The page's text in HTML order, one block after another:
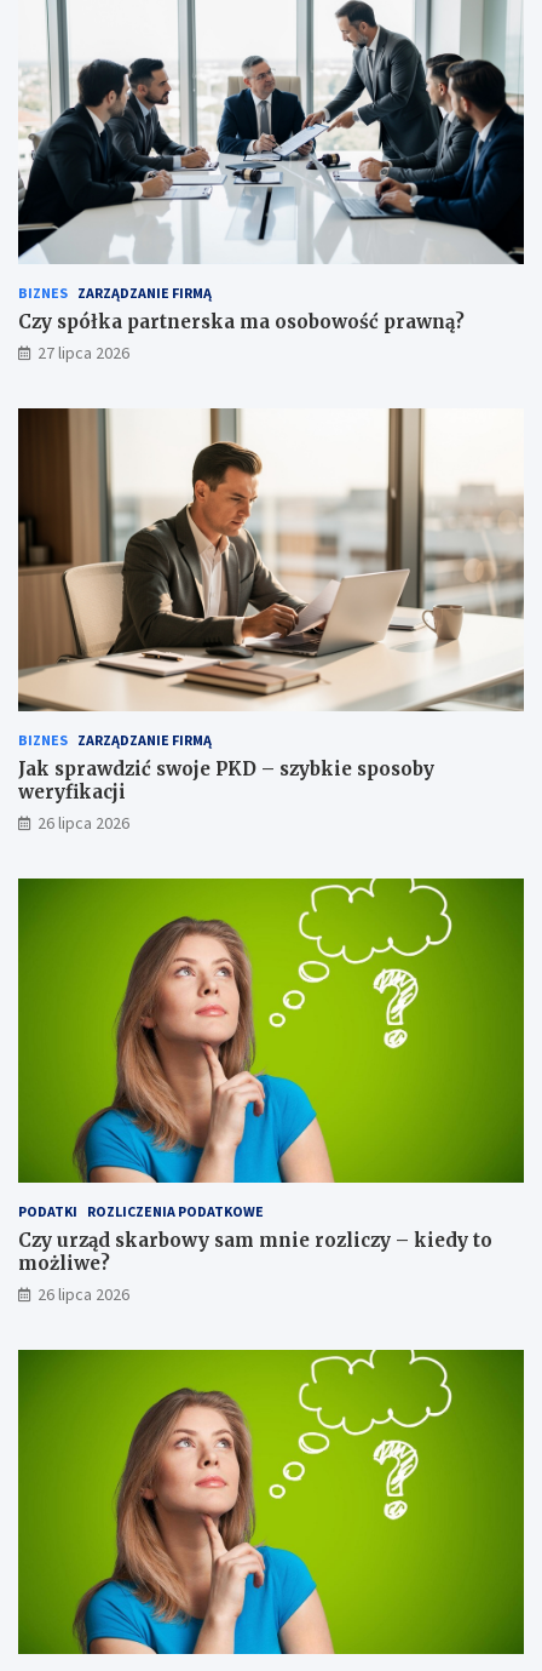
BIZNES ZARZĄDZANIE FIRMĄ
Czy spółka partnerska ma osobowość prawną?
27 lipca 2026
BIZNES ZARZĄDZANIE FIRMĄ
Jak sprawdzić swoje PKD – szybkie sposoby
weryfikacji
26 lipca 2026
PODATKI ROZLICZENIA PODATKOWE
Czy urząd skarbowy sam mnie rozliczy – kiedy to
możliwe?
26 lipca 2026